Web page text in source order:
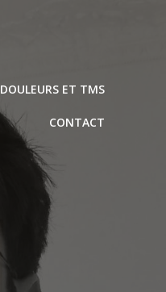
DOULEURS ET TMS
CONTACT